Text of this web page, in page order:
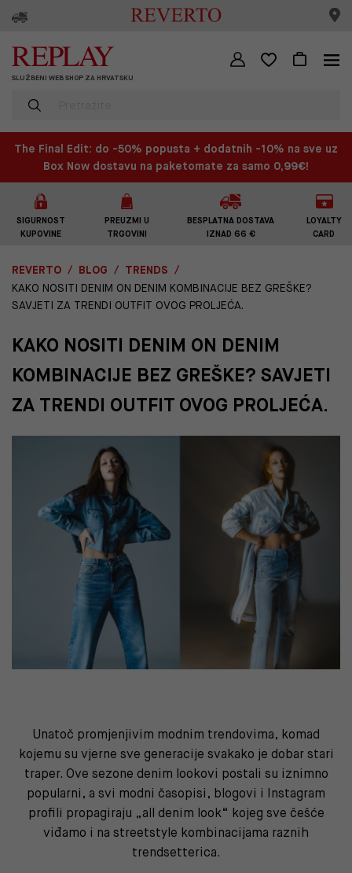
SLUŽBENI WEB SHOP ZA HRVATSKU
The Final Edit: do -50% popusta + dodatnih -10% na sve uz
Box Now dostavu na paketomate za samo 0,99€!
SIGURNOST
KUPOVINE
PREUZMI U
TRGOVINI
BESPLATNA DOSTAVA
IZNAD 66 €
LOYALTY
CARD
REVERTO BLOG
TRENDS
KAKO NOSITI DENIM ON DENIM KOMBINACIJE BEZ GREŠKE?
SAVJETI ZA TRENDI OUTFIT OVOG PROLJEĆA.
KAKO NOSITI DENIM ON DENIM
KOMBINACIJE BEZ GREŠKE? SAVJETI
ZA TRENDI OUTFIT OVOG PROLJEĆA.
Unatoč promjenjivim modnim trendovima, komad
kojemu su vjerne sve generacije svakako je dobar stari
traper. Ove sezone denim lookovi postali su iznimno
popularni, a svi modni časopisi, blogovi i Instagram
profili propagiraju „all denim look“ kojeg sve češće
viđamo i na streetstyle kombinacijama raznih
trendsetterica.